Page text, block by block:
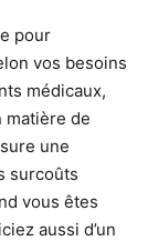
pour
vos besoins
médicaux,
matière de
une
surcoûts
vous êtes
aussi d’un